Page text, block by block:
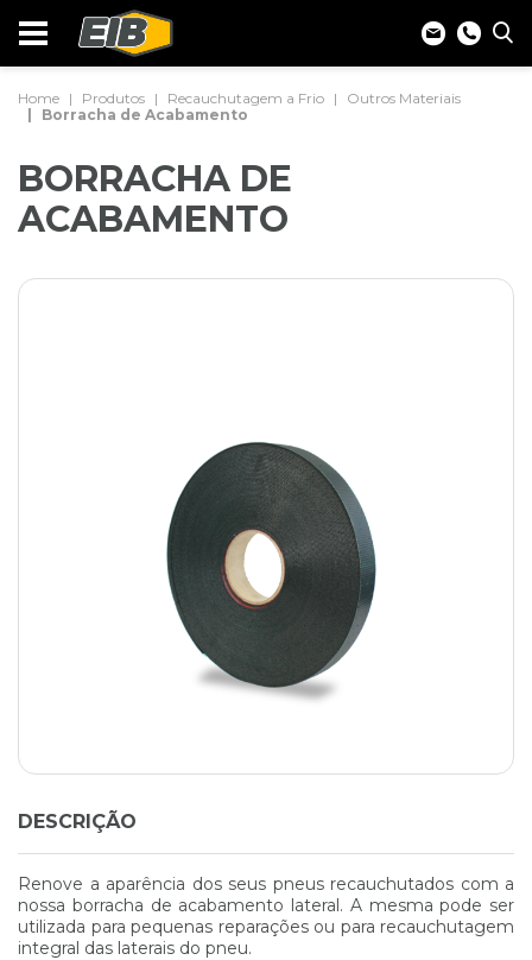
Home Produtos Recauchutagem a Frio
Outros Materiais
Borracha de Acabamento
BORRACHA DE
ACABAMENTO
DESCRIÇÃO
Renove a aparência dos seus pneus recauchutados com a
nossa borracha de acabamento lateral. A mesma pode ser
utilizada para pequenas reparações ou para recauchutagem
integral das laterais do pneu.